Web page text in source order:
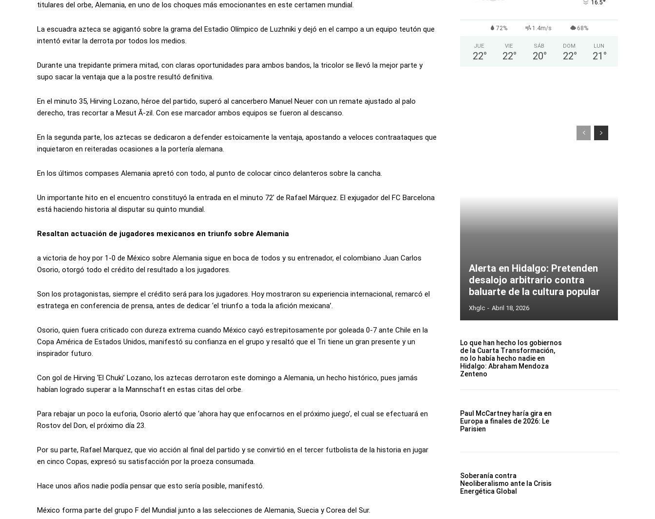
titulares del orbe, Alemania, en uno de los choques más emocionantes en este certamen mundial.
La escuadra azteca se agigantó sobre la grama del Estadio Olímpico de Luzhniki y dejó en el campo a un equipo teutón que
intentó evitar la derrota por todos los medios.
Durante una trepidante primera mitad, con claras oportunidades para ambos bandos, la tricolor se llevó la mejor parte y
supo sacar la ventaja que a la postre resultó definitiva.
En el minuto 35, Hirving Lozano, héroe del partido, superó al cancerbero Manuel Neuer con un remate ajustado al palo
derecho, tras recortar a Mesut Ã-zil. Con ese marcador ambos equipos se fueron al descanso.
En la segunda parte, los aztecas se dedicaron a defender estoicamente la ventaja, apostando a veloces contraataques que
inquietaron en reiteradas ocasiones a la portería alemana.
En los últimos compases Alemania apretó con todo, al punto de colocar cinco delanteros sobre la cancha.
Un importante hito en el encuentro constituyó la entrada en el minuto 72′ de Rafael Márquez. El exjugador del FC Barcelona
está haciendo historia al disputar su quinto mundial.
Resaltan actuación de jugadores mexicanos en triunfo sobre Alemania
a victoria de hoy por 1-0 de México sobre Alemania sigue en boca de todos y su entrenador, el colombiano Juan Carlos
Osorio, otorgó todo el crédito del resultado a los jugadores.
Son los protagonistas, siempre el crédito será para los jugadores. Hoy mostraron su experiencia internacional, remarcó el
estratega en conferencia de prensa, antes de dedicar ‘el triunfo a toda la afición mexicana’.
Osorio, quien fuera criticado con dureza extrema cuando México cayó estrepitosamente por goleada 0-7 ante Chile en la
Copa América de Estados Unidos, manifestó su confianza en el grupo y resaltó que el Tri tiene un gran presente y un
inspirador futuro.
Con gol de Hirving ‘El Chuki’ Lozano, los aztecas derrotaron este domingo a Alemania, un hecho histórico, pues jamás
habían logrado superar a la Mannschaft en estas citas del orbe.
Para rebajar un poco la euforia, Osorio alertó que ‘ahora hay que enfocarnos en el próximo juego’, el cual se efectuará en
Rostov del Don, el próximo día 23.
Por su parte, Rafael Marquez, que vio acción al final del partido y se convirtió en el tercer futbolista de la historia en jugar
en cinco Copas, expresó su satisfacción por la proeza consumada.
Hace unos años nadie podía pensar que esto sería posible, manifestó.
México forma parte del grupo F del Mundial junto a las selecciones de Alemania, Suecia y Corea del Sur.
16.5°
72% 1.4m/s 68%
JUE
22°
VIE
22°
SÁB
20°
DOM
22°
LUN
21 °
Alerta en Hidalgo: Pretenden
desalojo arbitrario contra
baluarte de la cultura popular
Xhglc - Abril 18, 2026
Lo que han hecho los gobiernos
de la Cuarta Transformación,
no lo había hecho nadie en
Hidalgo: Abraham Mendoza
Zenteno
Paul McCartney haría gira en
Europa a finales de 2026: Le
Parisien
Soberanía contra
Neoliberalismo ante la Crisis
Energética Global